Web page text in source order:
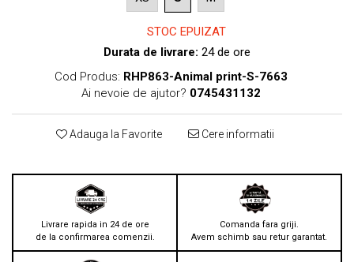
STOC EPUIZAT
Durata de livrare: 24 de ore
Cod Produs: RHP863-Animal print-S-7663
Ai nevoie de ajutor? 0745431132
Adauga la Favorite Cere informatii
Livrare rapida in 24 de ore
de la confirmarea comenzii.
Comanda fara griji.
Avem schimb sau retur garantat.